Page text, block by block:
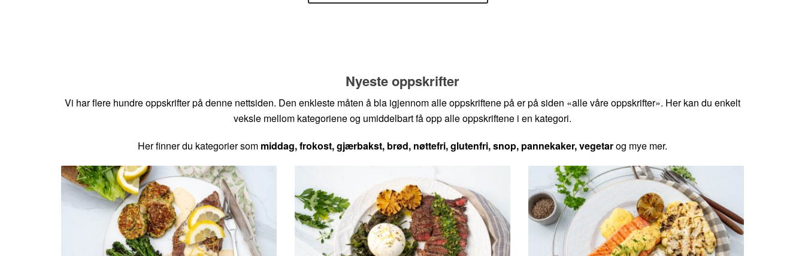
Nyeste oppskrifter
Vi har flere hundre oppskrifter på denne nettsiden. Den enkleste måten å bla igjennom alle oppskriftene på er på siden «alle våre oppskrifter». Her kan du enkelt
veksle mellom kategoriene og umiddelbart få opp alle oppskriftene i en kategori.
Her finner du kategorier som middag, frokost, gjærbakst, brød, nøttefri, glutenfri, snop, pannekaker, vegetarog mye mer.